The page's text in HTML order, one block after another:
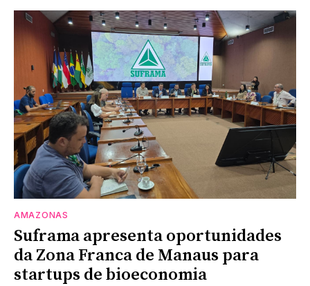
AMAZONAS
Suframa apresenta oportunidades
da Zona Franca de Manaus para
startups de bioeconomia